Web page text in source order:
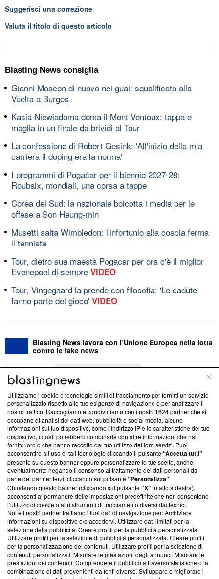
Suggerisci una correzione
Valuta il titolo di questo articolo
Blasting News consiglia
Gianni Moscon di nuovo nei guai: squalificato alla
Vuelta a Burgos
Kasia Niewiadoma doma il Mont Ventoux: tappa e
maglia in un finale da brividi al Tour
La confessione di Robert Gesink: 'All'inizio della mia
carriera il doping era la norma'
I programmi di Pogačar per il biennio 2027-28:
Roubaix, mondiali, una corsa a tappe
Corea del Sud: la nazionale boicotta i media per le
offese a Son Heung-min
Musetti salta Wimbledon: l'infortunio alla coscia ferma
il tennista
Tour, dietro sua maestà Pogacar per ora c'è il miglior
Evenepoel di sempre VIDEO
Tour, Vingegaard la prende con filosofia: 'Le cadute
fanno parte del gioco' VIDEO
Blasting News lavora con l’Unione Europea nella lotta
contro le fake news
ABOUT
Questa sezione offre informazioni trasparenti su Blasting
News, sui nostri processi editoriali e su come ci impegniamo a
creare news di qualità. Inoltre, afferma la nostra aderenza a
‘Trust Project - News with Integrity’Blasting News non è
ancora membro del programma, ma ha richiesto di farne
parte; Trust Project non ha ancora effettuato una verifica di
conformità agli standard.
Su di noi
Team editoriale
Corporate
Redazione
Informativa Privacy
Cookie Policy
Utilizziamo i cookie e tecnologie simili di tracciamento per fornirti un servizio
personalizzato rispetto alle tue esigenze di navigazione e per analizzare il
nostro traffico. Raccogliamo e condividiamo con i nostri 1624partner che si
occupano di analisi dei dati web, pubblicità e social media, alcune
informazioni sul tuo dispositivo, come l’indirizzo IP e le caratteristiche del tuo
dispositivo, i quali potrebbero combinarle con altre informazioni che hai
fornito loro o che hanno raccolto dal tuo utilizzo dei loro servizi. Puoi
acconsentire all’uso di tali tecnologie cliccando il pulsante“Accetta tutti”
presente su questo banner oppure personalizzare le tue scelte, anche
eventualmente negando il consenso al trattamento dei dati personali da
parte dei partner terzi, cliccando sul pulsante“Personalizza”.
Chiudendo questo banner (cliccando sul pulsante“X”in alto a destra),
acconsenti al permanere delle impostazioni predefinite che non consentono
l’utilizzo di cookie o altri strumenti di tracciamento diversi dai tecnici.
Noi e i nostri partner trattiamo i tuoi dati di navigazione per: Archiviare
informazioni su dispositivo e/o accedervi. Utilizzare dati limitati per la
selezione della pubblicità. Creare profili per la pubblicità personalizzata.
Utilizzare profili per la selezione di pubblicità personalizzata. Creare profili
per la personalizzazione dei contenuti. Utilizzare profili per la selezione di
contenuti personalizzati. Misurare le prestazioni degli annunci. Misurare le
prestazioni dei contenuti. Comprendere il pubblico attraverso statistiche o la
combinazione di dati provenienti da fonti diverse. Sviluppare e migliorare i